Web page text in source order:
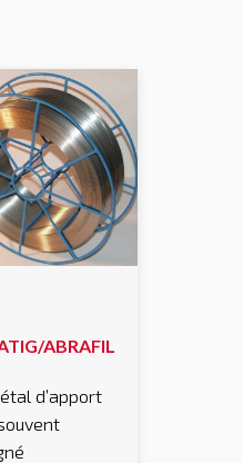
ABRAFIL
d’apport